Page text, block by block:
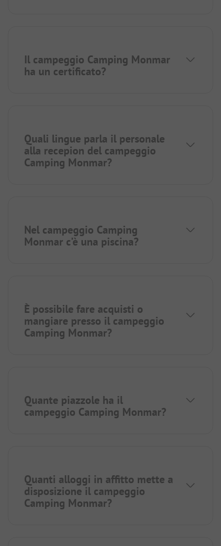
Il campeggio Camping Monmar
ha un certificato?
Quali lingue parla il personale
alla recepion del campeggio
Camping Monmar?
Nel campeggio Camping
Monmar c’è una piscina?
È possibile fare acquisti o
mangiare presso il campeggio
Camping Monmar?
Quante piazzole ha il
campeggio Camping Monmar?
Quanti alloggi in affitto mette a
disposizione il campeggio
Camping Monmar?